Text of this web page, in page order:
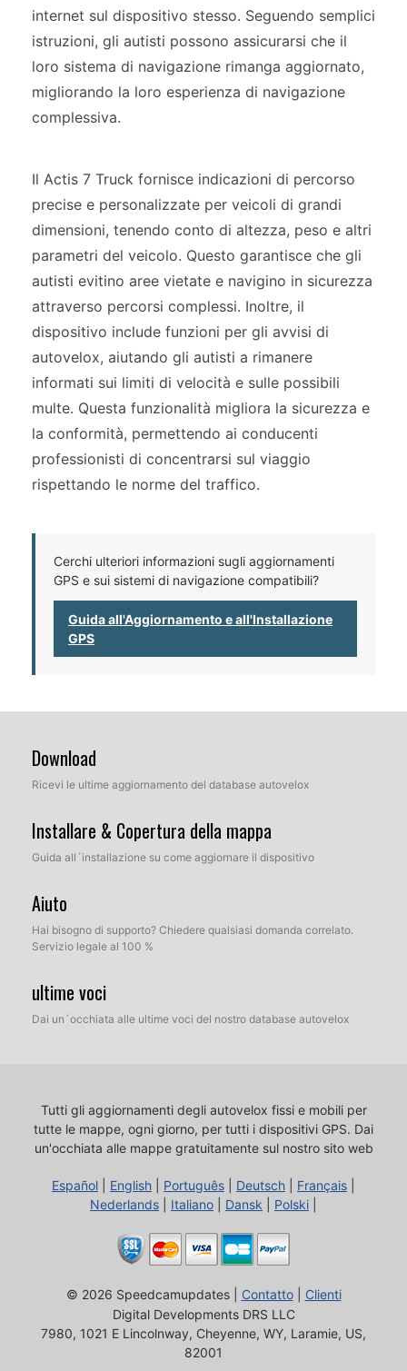
internet sul dispositivo stesso. Seguendo semplici
istruzioni, gli autisti possono assicurarsi che il
loro sistema di navigazione rimanga aggiornato,
migliorando la loro esperienza di navigazione
complessiva.
Il Actis 7 Truck fornisce indicazioni di percorso
precise e personalizzate per veicoli di grandi
dimensioni, tenendo conto di altezza, peso e altri
parametri del veicolo. Questo garantisce che gli
autisti evitino aree vietate e navigino in sicurezza
attraverso percorsi complessi. Inoltre, il
dispositivo include funzioni per gli avvisi di
autovelox, aiutando gli autisti a rimanere
informati sui limiti di velocità e sulle possibili
multe. Questa funzionalità migliora la sicurezza e
la conformità, permettendo ai conducenti
professionisti di concentrarsi sul viaggio
rispettando le norme del traffico.
Cerchi ulteriori informazioni sugli aggiornamenti
GPS e sui sistemi di navigazione compatibili?
Guida all'Aggiornamento e all'Installazione
GPS
Download
Ricevi le ultime aggiornamento del database autovelox
Installare & Copertura della mappa
Guida all´installazione su come aggiornare il dispositivo
Aiuto
Hai bisogno di supporto? Chiedere qualsiasi domanda correlato.
Servizio legale al 100 %
ultime voci
Dai un´occhiata alle ultime voci del nostro database autovelox
Tutti gli aggiornamenti degli autovelox fissi e mobili per
tutte le mappe, ogni giorno, per tutti i dispositivi GPS. Dai
un'occhiata alle mappe gratuitamente sul nostro sito web
Español English Português Deutsch Français
Nederlands
Italiano Dansk Polski
© 2026 Speedcamupdates | Contatto| Clienti
Digital Developments DRS LLC
7980, 1021 E Lincolnway, Cheyenne, WY, Laramie, US,
82001